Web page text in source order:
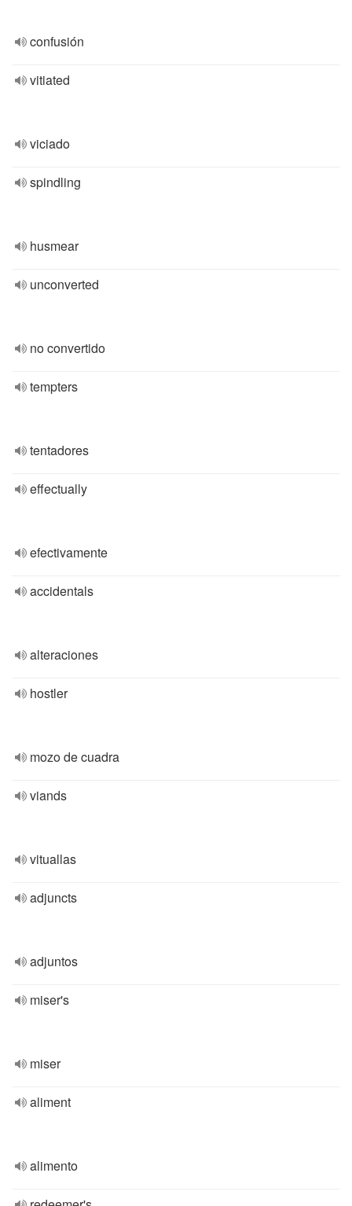
confusión
vitiated
viciado
spindling
husmear
unconverted
no convertido
tempters
tentadores
effectually
efectivamente
accidentals
alteraciones
hostler
mozo de cuadra
viands
vituallas
adjuncts
adjuntos
miser's
miser
aliment
alimento